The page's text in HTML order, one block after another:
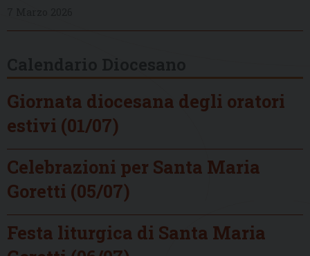
Giornata diocesana degli oratori
estivi (01/07)
Celebrazioni per Santa Maria
Goretti (05/07)
Festa liturgica di Santa Maria